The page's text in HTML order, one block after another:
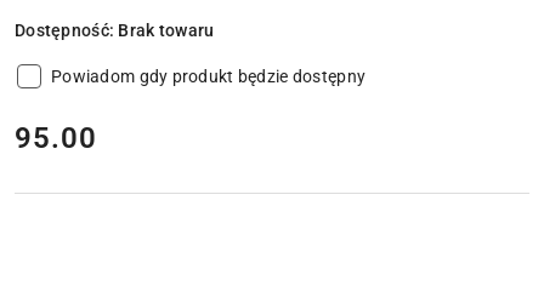
Dostępność: Brak towaru
Powiadom gdy produkt będzie dostępny
cena:
95.00